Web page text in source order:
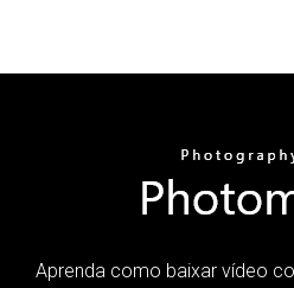
Aprenda como baixar vídeo